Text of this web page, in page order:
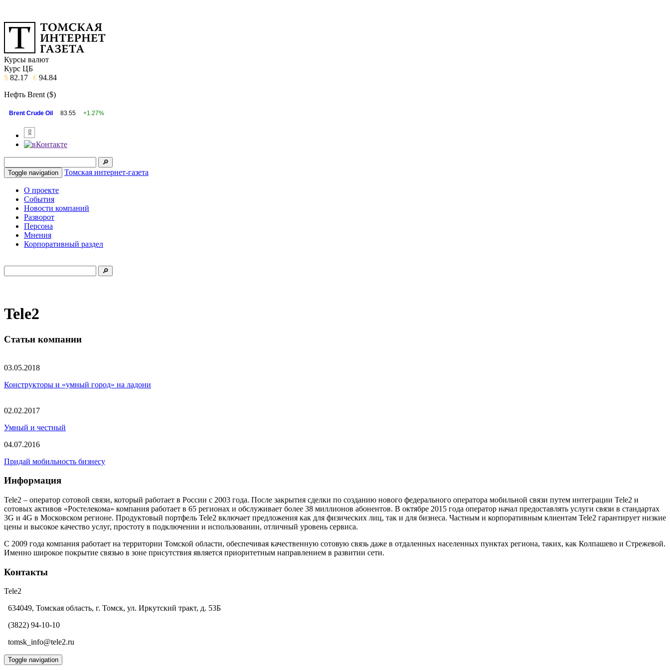
Курсы валют
Курс ЦБ
$ 82.17 € 94.84
Нефть Brent ($)
Brent Crude Oil 83.55 +1.27%
Toggle navigation Томская интернет-газета
О проекте
События
Новости компаний
Разворот
Персона
Мнения
Корпоративный раздел
Tele2
Статьи компании
03.05.2018
Конструкторы и «умный город» на ладони
02.02.2017
Умный и честный
04.07.2016
Придай мобильность бизнесу
Информация
Tele2 – оператор сотовой связи, который работает в России с 2003 года. После закрытия сделки по созданию нового федерального оператора мобильной связи путем интеграции Tele2 и
сотовых активов «Ростелекома» компания работает в 65 регионах и обслуживает более 38 миллионов абонентов. В октябре 2015 года оператор начал предоставлять услуги связи в стандартах
3G и 4G в Московском регионе. Продуктовый портфель Tele2 включает предложения как для физических лиц, так и для бизнеса. Частным и корпоративным клиентам Tele2 гарантирует низкие
цены и высокое качество услуг, простоту в подключении и использовании, отличный уровень сервиса.
С 2009 года компания работает на территории Томской области, обеспечивая качественную сотовую связь даже в отдаленных населенных пунктах региона, таких, как Колпашево и Стрежевой.
Именно широкое покрытие связью в зоне присутствия является приоритетным направлением в развитии сети.
Контакты
Tele2
634049, Томская область, г. Томск, ул. Иркутский тракт, д. 53Б
(3822) 94-10-10
tomsk_info@tele2.ru
Toggle navigation